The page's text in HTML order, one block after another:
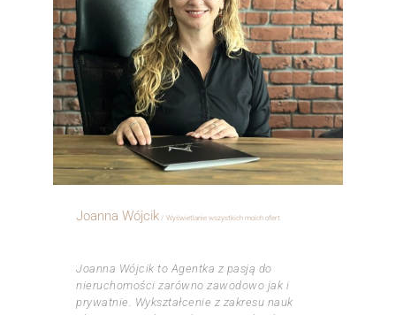
Joanna Wójcik Wyświetlanie wszystkich moich ofert
Joanna Wójcik to Agentka z pasją do
nieruchomości zarówno zawodowo jak i
prywatnie. Wykształcenie z zakresu nauk